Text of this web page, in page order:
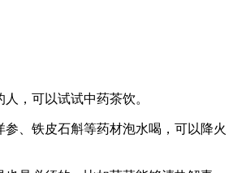
，可以试试中药茶饮。
参、铁皮石斛等药材泡水喝，可以降火